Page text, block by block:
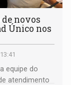
de novos
Único nos
equipe do
atendimento